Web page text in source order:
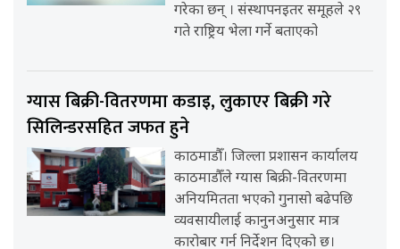
गरेका छन् । संस्थापनइतर समूहले २९
गते राष्ट्रिय भेला गर्ने बताएको
ग्यास बिक्री-वितरणमा कडाइ, लुकाएर बिक्री गरे
सिलिन्डरसहित जफत हुने
काठमाडौँ। जिल्ला प्रशासन कार्यालय
काठमाडौँले ग्यास बिक्री-वितरणमा
अनियमितता भएको गुनासो बढेपछि
व्यवसायीलाई कानुनअनुसार मात्र
कारोबार गर्न निर्देशन दिएको छ।